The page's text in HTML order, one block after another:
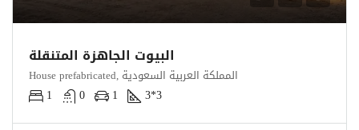
البيوت الجاهزة المتنقلة
House prefabricated, المملكة العربية السعودية
1 0 1 3*3